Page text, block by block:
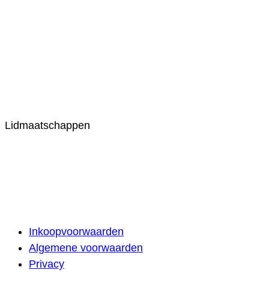
Lidmaatschappen
Inkoopvoorwaarden
Algemene voorwaarden
Privacy